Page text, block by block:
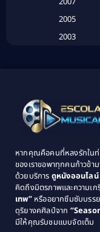
2005
2003
1995
1993
1989
1987
1985
1983
หากคุณคือคนที่หลงรักในท่
ของเราขอพาทุกคนก้าวข้า
ด้วยบริการ ดูหนังออนไลน์
คิดถึงมิตรภาพและความเ
เทพ”หรืออยากซึมซับบรร
ดุริยางคศิลป์จาก
มีให้คุณรับชมแบบจัดเต็ม